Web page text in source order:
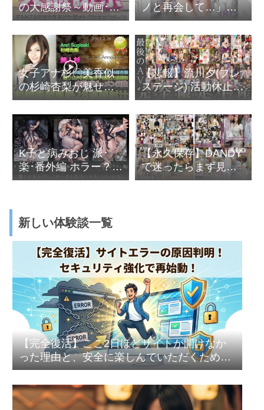
の大感謝祭～動画･同
人･マンガ･ライブチ
ャット etc.
ノと再会して…」淫
乱な女になった元カ
ノがイイ
女子アナ杉〇美香似
の杉崎杏梨が魅せる
無修正凌辱中出しプ
レー
【悲報】流川夕(プレ
ステージ) 活動休止か
ら引退へ
K子と病みおじ 派･
楽･番外編 ホラー？エ
ロ？怖くはないエロ
【永久保存】DANDY
で迷ったらまず見る
べき動画ベスト５～
新しい体験談一覧
【完全復活】ここ2日ほどサイトが開けなか
った理由と、安全に楽しんでいただくための
セキュリティ強化のお話